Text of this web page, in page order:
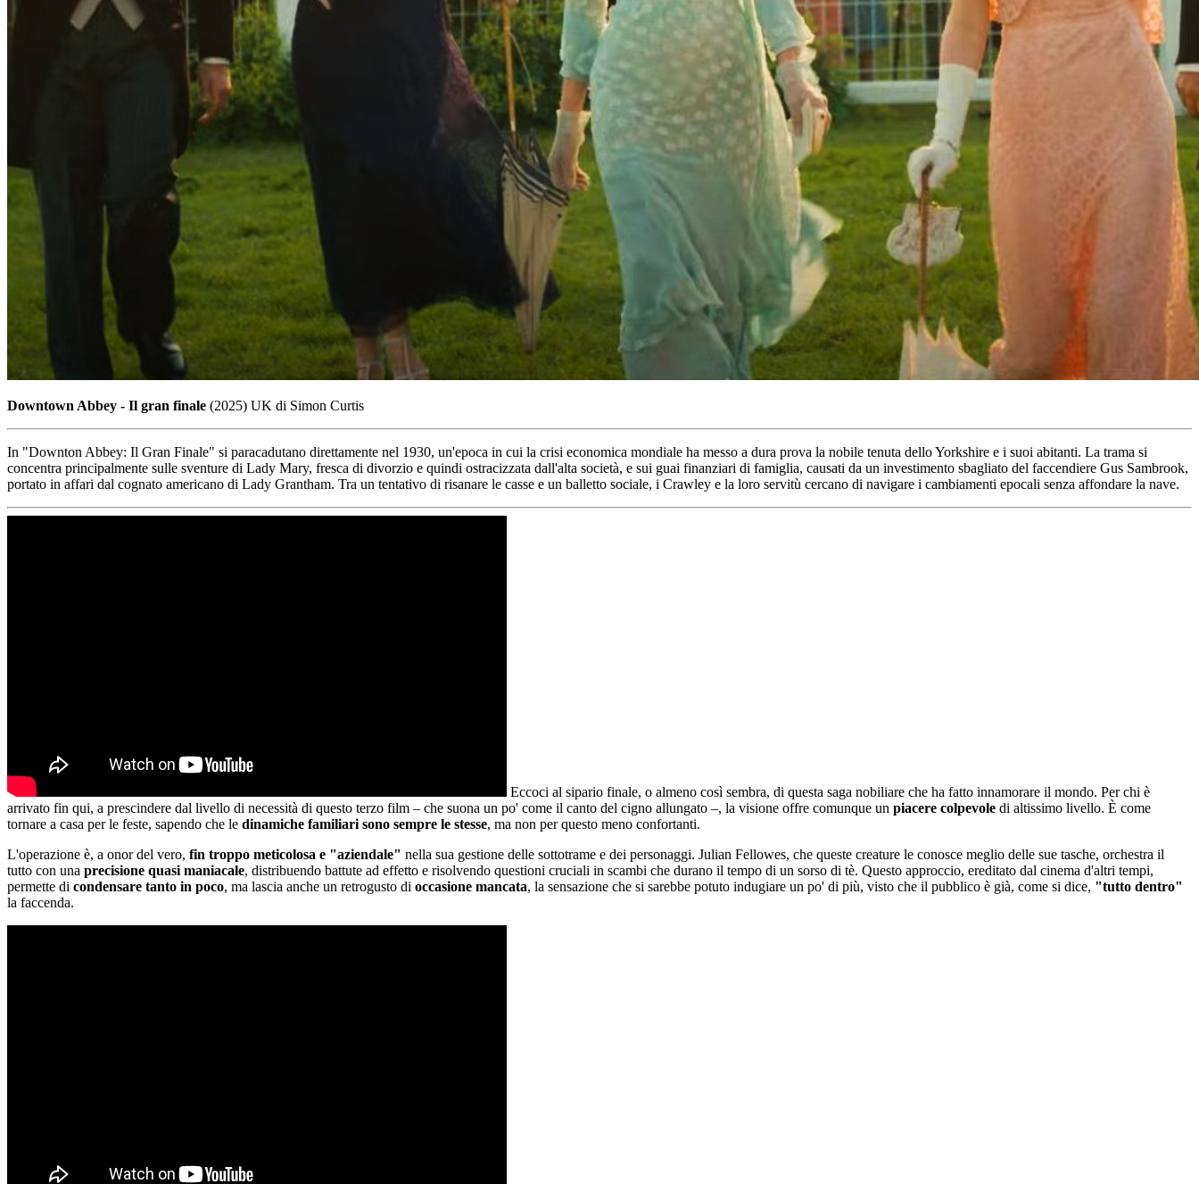
Downtown Abbey - Il gran finale (2025) UK di Simon Curtis
In "Downton Abbey: Il Gran Finale" si paracadutano direttamente nel 1930, un'epoca in cui la crisi economica mondiale ha messo a dura prova la nobile tenuta dello Yorkshire e i suoi abitanti. La trama si
concentra principalmente sulle sventure di Lady Mary, fresca di divorzio e quindi ostracizzata dall'alta società, e sui guai finanziari di famiglia, causati da un investimento sbagliato del faccendiere Gus Sambrook,
portato in affari dal cognato americano di Lady Grantham. Tra un tentativo di risanare le casse e un balletto sociale, i Crawley e la loro servitù cercano di navigare i cambiamenti epocali senza affondare la nave.
Eccoci al sipario finale, o almeno così sembra, di questa saga nobiliare che ha fatto innamorare il mondo. Per chi è
arrivato fin qui, a prescindere dal livello di necessità di questo terzo film – che suona un po' come il canto del cigno allungato –, la visione offre comunque un piacere colpevole di altissimo livello. È come
tornare a casa per le feste, sapendo che le dinamiche familiari sono sempre le stesse, ma non per questo meno confortanti.
L'operazione è, a onor del vero, fin troppo meticolosa e "aziendale" nella sua gestione delle sottotrame e dei personaggi. Julian Fellowes, che queste creature le conosce meglio delle sue tasche, orchestra il
tutto con una precisione quasi maniacale, distribuendo battute ad effetto e risolvendo questioni cruciali in scambi che durano il tempo di un sorso di tè. Questo approccio, ereditato dal cinema d'altri tempi,
permette di condensare tanto in poco, ma lascia anche un retrogusto di occasione mancata, la sensazione che si sarebbe potuto indugiare un po' di più, visto che il pubblico è già, come si dice, "tutto dentro"
la faccenda.